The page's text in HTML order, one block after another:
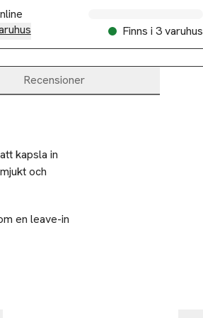
Finns i 3 varuhus
Recensioner
kapsla in
och
en leave-in